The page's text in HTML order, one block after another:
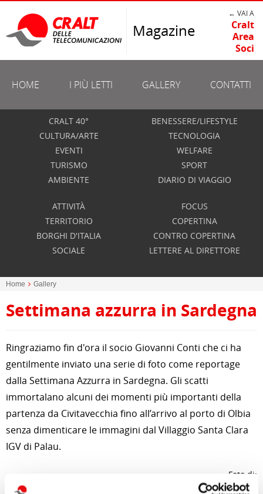
Magazine
← VAI A
Cralt
Area
Soci
HOME I PIÙ LETTI GALLERY CONTATTI
CRALT 40°
CULTURA/ARTE
EVENTI
TURISMO
AMBIENTE
BENESSERE/LIFESTYLE
TECNOLOGIA
WELFARE
SPORT
DIARIO DI VIAGGIO
ATTIVITÀ
TERRITORIO
BORGHI D'ITALIA
SOCIALE
FOCUS
COPERTINA
CONTRO COPERTINA
LETTERE AL DIRETTORE
Home Gallery
Settimana azzurra in Sardegna
Ringraziamo fin d'ora il socio Giovanni Conti che ci ha
gentilmente inviato una serie di foto come reportage
dalla Settimana Azzurra in Sardegna. Gli scatti
immortalano alcuni dei momenti più importanti della
partenza da Civitavecchia fino all’arrivo al porto di Olbia
senza dimenticare le immagini dal Villaggio Santa Clara
IGV di Palau.
Foto di:
Giovanni Conti